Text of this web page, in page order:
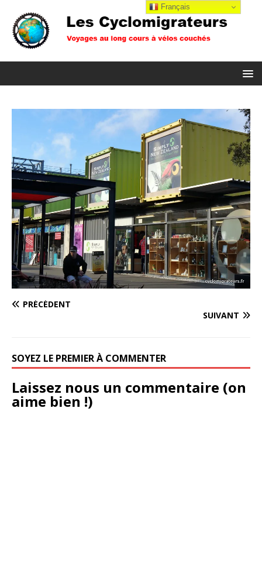
PRÉCÉDENT
SUIVANT
SOYEZ LE PREMIER À COMMENTER
Laissez nous un commentaire (on
aime bien !)
Français